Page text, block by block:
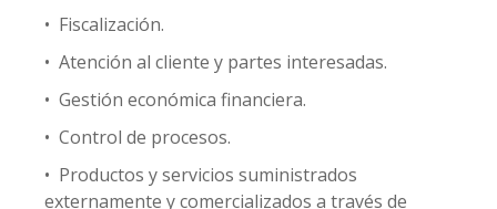
• Fiscalización.
• Atención al cliente y partes interesadas.
• Gestión económica financiera.
• Control de procesos.
• Productos y servicios suministrados
externamente y comercializados a través de